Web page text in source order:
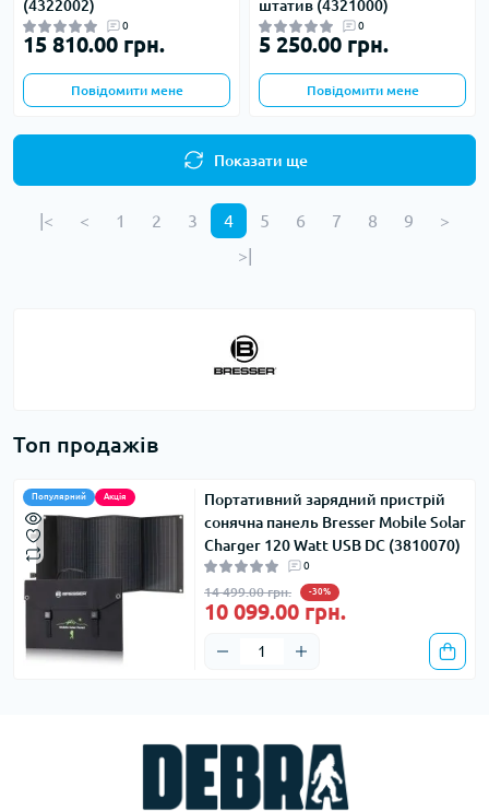
(4322002)
0
15 810.00 грн.
Повідомити мене
штатив (4321000)
0
5 250.00 грн.
Повідомити мене
Показати ще
|< < 1 2 3 4 5 6 7 8 9
>
>|
Топ продажів
Популярний Акція
Портативний зарядний пристрій
сонячна панель Bresser Mobile Solar
Charger 120 Watt USB DC (3810070)
0
14 499.00 грн. -30%
10 099.00 грн.